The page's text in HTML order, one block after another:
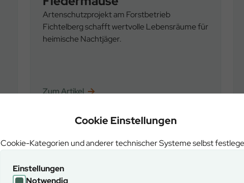
Cookie Einstellungen
Cookie-Kategorien und anderer technischer Systeme selbst
Einstellungen
Notwendig
Artenschutzprojekt am Forstbetrieb
Fichtelberg schafft wertvolle Lebensräume für
heimische Nachtjäger.
Zum Artikel
News